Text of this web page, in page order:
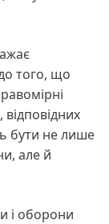
того, що
бути не лише
але й
і оборони